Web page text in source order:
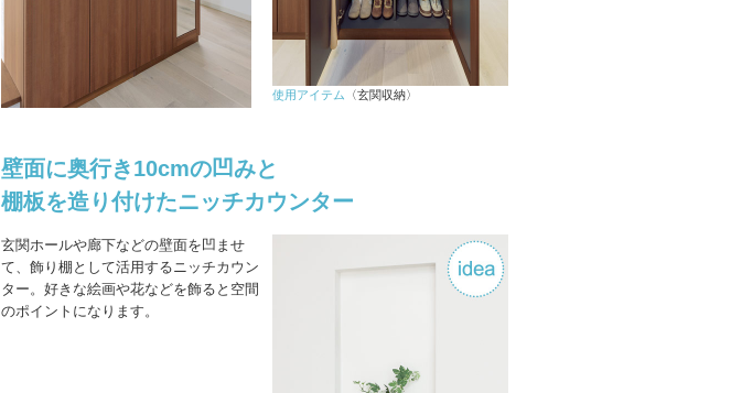
使用アイテム 〈玄関収納〉
壁面に奥行き10cmの凹みと
棚板を造り付けたニッチカウンター
玄関ホールや廊下などの壁面を凹ませ
て、飾り棚として活用するニッチカウン
ター。好きな絵画や花などを飾ると空間
のポイントになります。